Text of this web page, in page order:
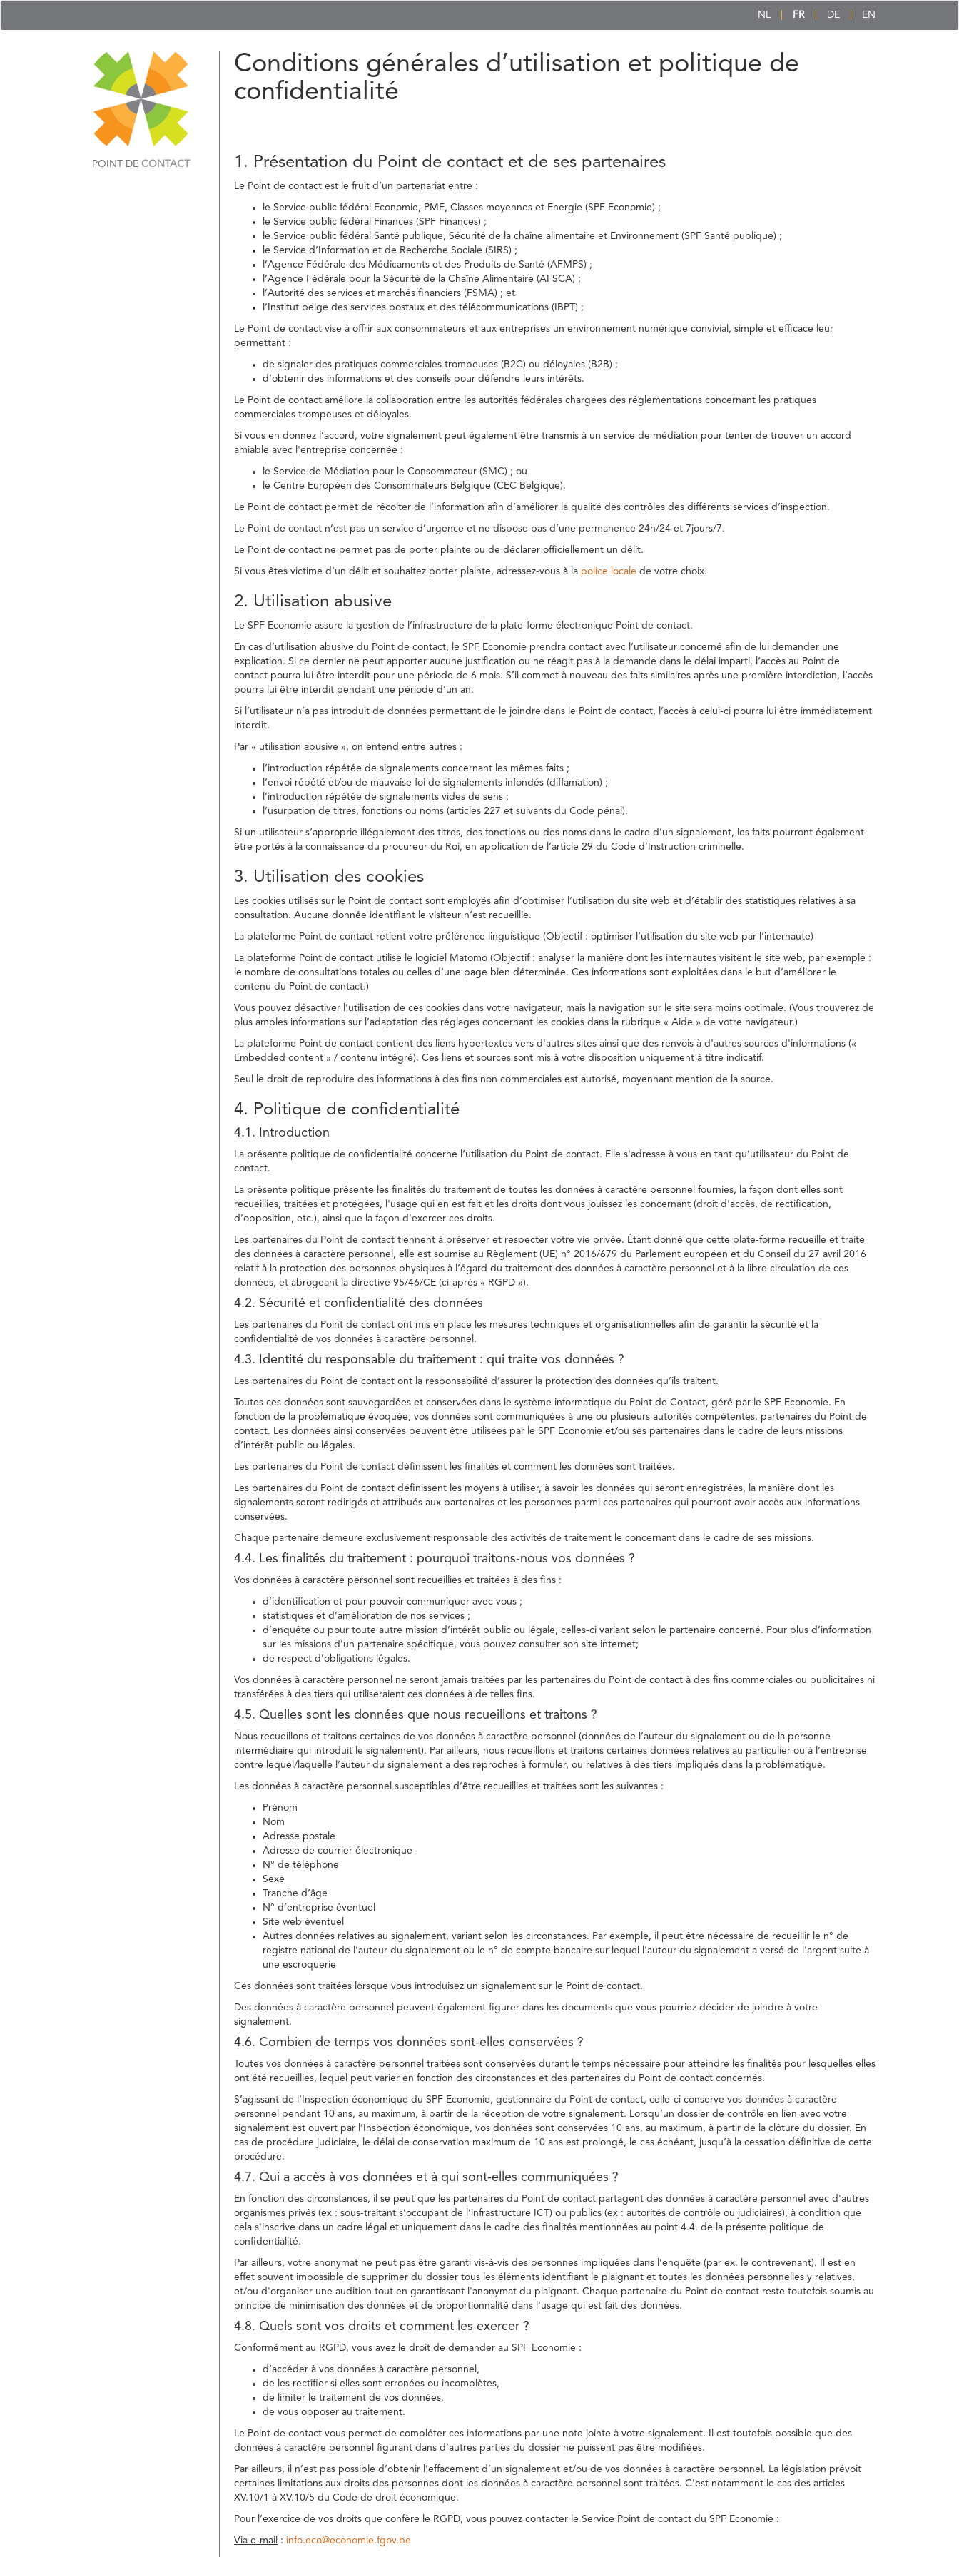
NL FR DE EN
POINT DE CONTACT
Conditions générales d’utilisation et politique de
confidentialité
1. Présentation du Point de contact et de ses partenaires
Le Point de contact est le fruit d’un partenariat entre :
le Service public fédéral Economie, PME, Classes moyennes et Energie (SPF Economie) ;
le Service public fédéral Finances (SPF Finances) ;
le Service public fédéral Santé publique, Sécurité de la chaîne alimentaire et Environnement (SPF Santé publique) ;
le Service d’Information et de Recherche Sociale (SIRS) ;
l’Agence Fédérale des Médicaments et des Produits de Santé (AFMPS) ;
l’Agence Fédérale pour la Sécurité de la Chaîne Alimentaire (AFSCA) ;
l’Autorité des services et marchés financiers (FSMA) ; et
l’Institut belge des services postaux et des télécommunications (IBPT) ;
Le Point de contact vise à offrir aux consommateurs et aux entreprises un environnement numérique convivial, simple et efficace leur
permettant :
de signaler des pratiques commerciales trompeuses (B2C) ou déloyales (B2B) ;
d’obtenir des informations et des conseils pour défendre leurs intérêts.
Le Point de contact améliore la collaboration entre les autorités fédérales chargées des réglementations concernant les pratiques
commerciales trompeuses et déloyales.
Si vous en donnez l’accord, votre signalement peut également être transmis à un service de médiation pour tenter de trouver un accord
amiable avec l'entreprise concernée :
le Service de Médiation pour le Consommateur (SMC) ; ou
le Centre Européen des Consommateurs Belgique (CEC Belgique).
Le Point de contact permet de récolter de l’information afin d’améliorer la qualité des contrôles des différents services d’inspection.
Le Point de contact n’est pas un service d’urgence et ne dispose pas d’une permanence 24h/24 et 7jours/7.
Le Point de contact ne permet pas de porter plainte ou de déclarer officiellement un délit.
Si vous êtes victime d’un délit et souhaitez porter plainte, adressez-vous à la police locale de votre choix.
2. Utilisation abusive
Le SPF Economie assure la gestion de l’infrastructure de la plate-forme électronique Point de contact.
En cas d’utilisation abusive du Point de contact, le SPF Economie prendra contact avec l’utilisateur concerné afin de lui demander une
explication. Si ce dernier ne peut apporter aucune justification ou ne réagit pas à la demande dans le délai imparti, l’accès au Point de
contact pourra lui être interdit pour une période de 6 mois. S’il commet à nouveau des faits similaires après une première interdiction, l’accès
pourra lui être interdit pendant une période d’un an.
Si l’utilisateur n’a pas introduit de données permettant de le joindre dans le Point de contact, l’accès à celui-ci pourra lui être immédiatement
interdit.
Par « utilisation abusive », on entend entre autres :
l’introduction répétée de signalements concernant les mêmes faits ;
l’envoi répété et/ou de mauvaise foi de signalements infondés (diffamation) ;
l’introduction répétée de signalements vides de sens ;
l’usurpation de titres, fonctions ou noms (articles 227 et suivants du Code pénal).
Si un utilisateur s’approprie illégalement des titres, des fonctions ou des noms dans le cadre d’un signalement, les faits pourront également
être portés à la connaissance du procureur du Roi, en application de l’article 29 du Code d’Instruction criminelle.
3. Utilisation des cookies
Les cookies utilisés sur le Point de contact sont employés afin d’optimiser l’utilisation du site web et d’établir des statistiques relatives à sa
consultation. Aucune donnée identifiant le visiteur n’est recueillie.
La plateforme Point de contact retient votre préférence linguistique (Objectif : optimiser l’utilisation du site web par l’internaute)
La plateforme Point de contact utilise le logiciel Matomo (Objectif : analyser la manière dont les internautes visitent le site web, par exemple :
le nombre de consultations totales ou celles d’une page bien déterminée. Ces informations sont exploitées dans le but d’améliorer le
contenu du Point de contact.)
Vous pouvez désactiver l’utilisation de ces cookies dans votre navigateur, mais la navigation sur le site sera moins optimale. (Vous trouverez de
plus amples informations sur l’adaptation des réglages concernant les cookies dans la rubrique « Aide » de votre navigateur.)
La plateforme Point de contact contient des liens hypertextes vers d'autres sites ainsi que des renvois à d'autres sources d'informations («
Embedded content » / contenu intégré). Ces liens et sources sont mis à votre disposition uniquement à titre indicatif.
Seul le droit de reproduire des informations à des fins non commerciales est autorisé, moyennant mention de la source.
4. Politique de confidentialité
4.1. Introduction
La présente politique de confidentialité concerne l’utilisation du Point de contact. Elle s'adresse à vous en tant qu’utilisateur du Point de
contact.
La présente politique présente les finalités du traitement de toutes les données à caractère personnel fournies, la façon dont elles sont
recueillies, traitées et protégées, l'usage qui en est fait et les droits dont vous jouissez les concernant (droit d'accès, de rectification,
d’opposition, etc.), ainsi que la façon d'exercer ces droits.
Les partenaires du Point de contact tiennent à préserver et respecter votre vie privée. Étant donné que cette plate-forme recueille et traite
des données à caractère personnel, elle est soumise au Règlement (UE) n° 2016/679 du Parlement européen et du Conseil du 27 avril 2016
relatif à la protection des personnes physiques à l’égard du traitement des données à caractère personnel et à la libre circulation de ces
données, et abrogeant la directive 95/46/CE (ci-après « RGPD »).
4.2. Sécurité et confidentialité des données
Les partenaires du Point de contact ont mis en place les mesures techniques et organisationnelles afin de garantir la sécurité et la
confidentialité de vos données à caractère personnel.
4.3. Identité du responsable du traitement : qui traite vos données ?
Les partenaires du Point de contact ont la responsabilité d’assurer la protection des données qu’ils traitent.
Toutes ces données sont sauvegardées et conservées dans le système informatique du Point de Contact, géré par le SPF Economie. En
fonction de la problématique évoquée, vos données sont communiquées à une ou plusieurs autorités compétentes, partenaires du Point de
contact. Les données ainsi conservées peuvent être utilisées par le SPF Economie et/ou ses partenaires dans le cadre de leurs missions
d’intérêt public ou légales.
Les partenaires du Point de contact définissent les finalités et comment les données sont traitées.
Les partenaires du Point de contact définissent les moyens à utiliser, à savoir les données qui seront enregistrées, la manière dont les
signalements seront redirigés et attribués aux partenaires et les personnes parmi ces partenaires qui pourront avoir accès aux informations
conservées.
Chaque partenaire demeure exclusivement responsable des activités de traitement le concernant dans le cadre de ses missions.
4.4. Les finalités du traitement : pourquoi traitons-nous vos données ?
Vos données à caractère personnel sont recueillies et traitées à des fins :
d’identification et pour pouvoir communiquer avec vous ;
statistiques et d’amélioration de nos services ;
d’enquête ou pour toute autre mission d’intérêt public ou légale, celles-ci variant selon le partenaire concerné. Pour plus d’information
sur les missions d’un partenaire spécifique, vous pouvez consulter son site internet;
de respect d’obligations légales.
Vos données à caractère personnel ne seront jamais traitées par les partenaires du Point de contact à des fins commerciales ou publicitaires ni
transférées à des tiers qui utiliseraient ces données à de telles fins.
4.5. Quelles sont les données que nous recueillons et traitons ?
Nous recueillons et traitons certaines de vos données à caractère personnel (données de l’auteur du signalement ou de la personne
intermédiaire qui introduit le signalement). Par ailleurs, nous recueillons et traitons certaines données relatives au particulier ou à l’entreprise
contre lequel/laquelle l’auteur du signalement a des reproches à formuler, ou relatives à des tiers impliqués dans la problématique.
Les données à caractère personnel susceptibles d’être recueillies et traitées sont les suivantes :
Prénom
Nom
Adresse postale
Adresse de courrier électronique
N° de téléphone
Sexe
Tranche d’âge
N° d’entreprise éventuel
Site web éventuel
Autres données relatives au signalement, variant selon les circonstances. Par exemple, il peut être nécessaire de recueillir le n° de
registre national de l’auteur du signalement ou le n° de compte bancaire sur lequel l’auteur du signalement a versé de l’argent suite à
une escroquerie
Ces données sont traitées lorsque vous introduisez un signalement sur le Point de contact.
Des données à caractère personnel peuvent également figurer dans les documents que vous pourriez décider de joindre à votre
signalement.
4.6. Combien de temps vos données sont-elles conservées ?
Toutes vos données à caractère personnel traitées sont conservées durant le temps nécessaire pour atteindre les finalités pour lesquelles elles
ont été recueillies, lequel peut varier en fonction des circonstances et des partenaires du Point de contact concernés.
S’agissant de l’Inspection économique du SPF Economie, gestionnaire du Point de contact, celle-ci conserve vos données à caractère
personnel pendant 10 ans, au maximum, à partir de la réception de votre signalement. Lorsqu’un dossier de contrôle en lien avec votre
signalement est ouvert par l’Inspection économique, vos données sont conservées 10 ans, au maximum, à partir de la clôture du dossier. En
cas de procédure judiciaire, le délai de conservation maximum de 10 ans est prolongé, le cas échéant, jusqu’à la cessation définitive de cette
procédure.
4.7. Qui a accès à vos données et à qui sont-elles communiquées ?
En fonction des circonstances, il se peut que les partenaires du Point de contact partagent des données à caractère personnel avec d'autres
organismes privés (ex : sous-traitant s’occupant de l’infrastructure ICT) ou publics (ex : autorités de contrôle ou judiciaires), à condition que
cela s'inscrive dans un cadre légal et uniquement dans le cadre des finalités mentionnées au point 4.4. de la présente politique de
confidentialité.
Par ailleurs, votre anonymat ne peut pas être garanti vis-à-vis des personnes impliquées dans l’enquête (par ex. le contrevenant). Il est en
effet souvent impossible de supprimer du dossier tous les éléments identifiant le plaignant et toutes les données personnelles y relatives,
et/ou d'organiser une audition tout en garantissant l'anonymat du plaignant. Chaque partenaire du Point de contact reste toutefois soumis au
principe de minimisation des données et de proportionnalité dans l’usage qui est fait des données.
4.8. Quels sont vos droits et comment les exercer ?
Conformément au RGPD, vous avez le droit de demander au SPF Economie :
d’accéder à vos données à caractère personnel,
de les rectifier si elles sont erronées ou incomplètes,
de limiter le traitement de vos données,
de vous opposer au traitement.
Le Point de contact vous permet de compléter ces informations par une note jointe à votre signalement. Il est toutefois possible que des
données à caractère personnel figurant dans d’autres parties du dossier ne puissent pas être modifiées.
Par ailleurs, il n’est pas possible d’obtenir l’effacement d’un signalement et/ou de vos données à caractère personnel. La législation prévoit
certaines limitations aux droits des personnes dont les données à caractère personnel sont traitées. C’est notamment le cas des articles
XV.10/1 à XV.10/5 du Code de droit économique.
Pour l’exercice de vos droits que confère le RGPD, vous pouvez contacter le Service Point de contact du SPF Economie :
Via e-mail : info.eco@economie.fgov.be